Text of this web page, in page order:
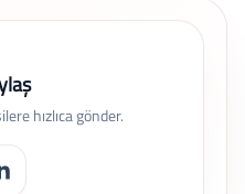
hızlıca gönder.